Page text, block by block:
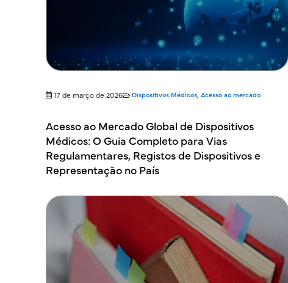
17 de março de 2026 Dispositivos Médicos, Acesso ao mercado
Acesso ao Mercado Global de Dispositivos
Médicos: O Guia Completo para Vias
Regulamentares, Registos de Dispositivos e
Representação no País